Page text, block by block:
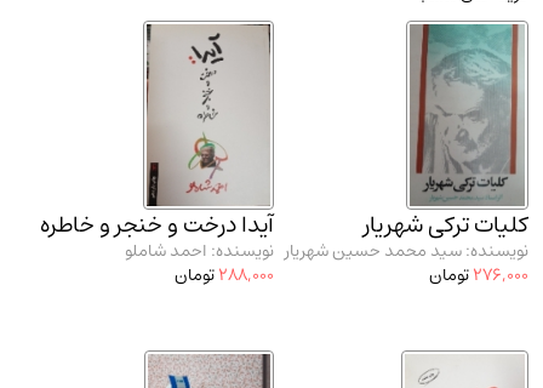
استخدامی و کاریابی دولتی و خصوصی.سوالـات
و آزمونها(2)
آموزشی و کنکوری
مدرسان شریف و انتشارت ارشد کتاب‌های..
دانشگاه پیامـ نور
کلیات ترکی شهریار
نویسنده: سید محمد حسین شهریار
276,000تومان
آیدا درخت و خنجر و خاطره
نویسنده: احمد شاملو
288,000تومان